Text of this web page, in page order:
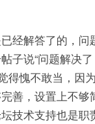
解答了的，问
子说“问题解决了
得愧不敢当，因
善，设置上不够
技术支持也是职